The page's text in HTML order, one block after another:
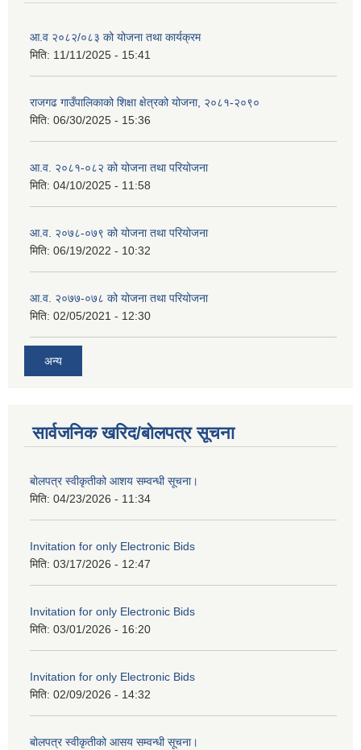
आ.व २०८२/०८३ को योजना तथा कार्यक्रम
मिति: 11/11/2025 - 15:41
राजगढ गाउँपालिकाको शिक्षा क्षेत्रको योजना, २०८१-२०९०
मिति: 06/30/2025 - 15:36
आ.व. २०८१-०८२ को योजना तथा परियोजना
मिति: 04/10/2025 - 11:58
आ.व. २०७८-०७९ को योजना तथा परियोजना
मिति: 06/19/2022 - 10:32
आ.व. २०७७-०७८ को योजना तथा परियोजना
मिति: 02/05/2021 - 12:30
अन्य
सार्वजनिक खरिद/बोलपत्र सूचना
बोलपत्र स्वीकृतीको आशय सम्वन्धी सूचना।
मिति: 04/23/2026 - 11:34
Invitation for only Electronic Bids
मिति: 03/17/2026 - 12:47
Invitation for only Electronic Bids
मिति: 03/01/2026 - 16:20
Invitation for only Electronic Bids
मिति: 02/09/2026 - 14:32
बोलपत्र स्वीकृतीको आसय सम्वन्धी सूचना।